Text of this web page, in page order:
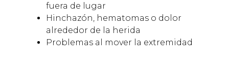
fuera de lugar
Hinchazón, hematomas o dolor
alrededor de la herida
Problemas al mover la extremidad